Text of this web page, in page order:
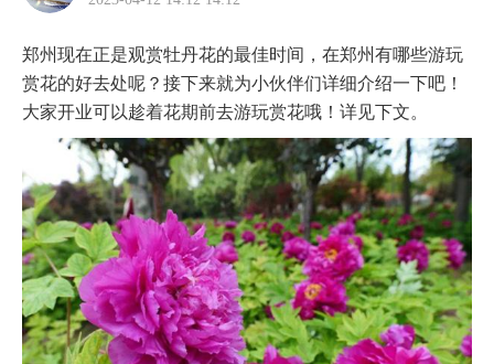
郑州现在正是观赏牡丹花的最佳时间，在郑州有哪些游玩
赏花的好去处呢？接下来就为小伙伴们详细介绍一下吧！
大家开业可以趁着花期前去游玩赏花哦！详见下文。